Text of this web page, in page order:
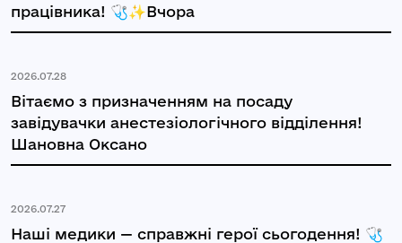
працівника! 🩺✨Вчора
2026.07.28
Вітаємо з призначенням на посаду
завідувачки анестезіологічного відділення!
Шановна Оксано
2026.07.27
Наші медики — справжні герої сьогодення! 🩺